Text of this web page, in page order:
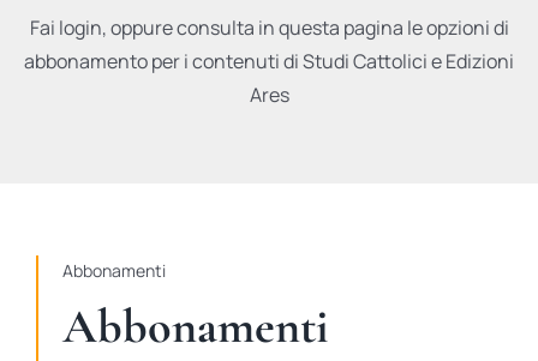
RECENSIONI
Fai login, oppure consulta in questa pagina le opzioni di
abbonamento per i contenuti di Studi Cattolici e Edizioni
Ares
Abbonamenti
Abbonamenti